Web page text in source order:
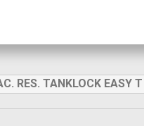
RES. TANKLOCK EASY